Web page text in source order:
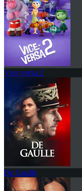
Vice-versa 2
De Gaulle